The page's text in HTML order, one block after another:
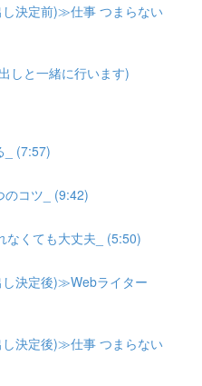
決定前)≫仕事 つまらない
しと一緒に行います)
_ (7:57)
のコツ_ (9:42)
なくても大丈夫_ (5:50)
決定後)≫Webライター
決定後)≫仕事 つまらない